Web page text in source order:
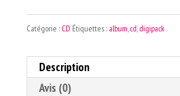
CD
-
Escape
Catégorie : CD Étiquettes : album,cd,digipack
Description
Avis (0)